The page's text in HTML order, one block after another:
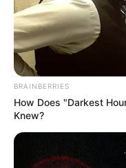
Remember Albert?
See Him Today
BUZZ DAY
BRAINBERRIES
How Does "Darkest
Knew?